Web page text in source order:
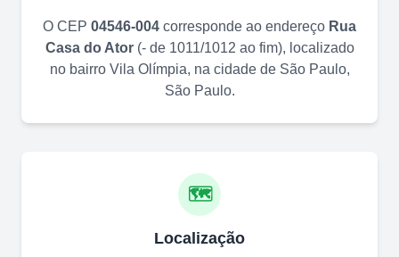
O CEP 04546-004 corresponde ao endereço Rua
Casa do Ator(- de 1011/1012 ao fim), localizado
no bairro Vila Olímpia, na cidade de São Paulo,
São Paulo.
🗺️
Localização